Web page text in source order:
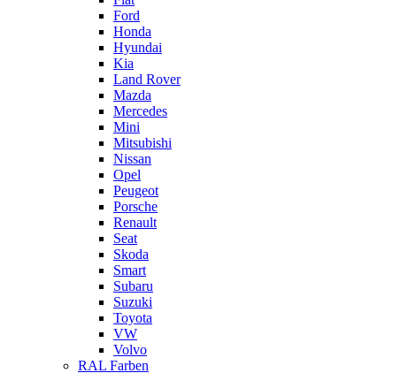
Ford
Honda
Hyundai
Kia
Land Rover
Mazda
Mercedes
Mini
Mitsubishi
Nissan
Opel
Peugeot
Porsche
Renault
Seat
Skoda
Smart
Subaru
Suzuki
Toyota
VW
Volvo
RAL Farben